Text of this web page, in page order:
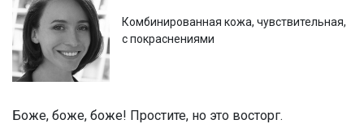
Комбинированная кожа, чувствительная,
с покраснениями
Боже, боже, боже! Простите, но это восторг.